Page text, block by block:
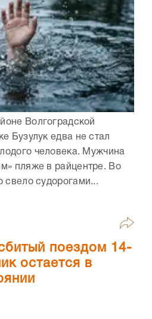
Волгоградской
Бузулук едва не стал
человека. Мужчина
пляже в райцентре. Во
свело судорогами...
поездом 14-
остается в